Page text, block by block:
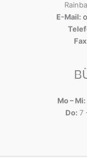
E-Mail:
Mo – Mi:
Do:7